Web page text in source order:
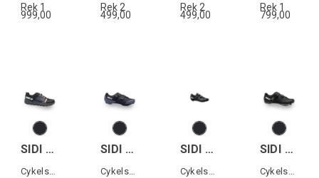
Rek 1
999,00
Rek 2
499,00
Rek 2
499,00
Rek 1
799,00
SIDI ATOMUS
Cykelsko All terrain
SIDI SILVIS XC
Cykelsko MTB
SIDI GENIUS 10 MEGA
Cykelsko landsväg
SIDI PHYSIS
Cykelsko MTB